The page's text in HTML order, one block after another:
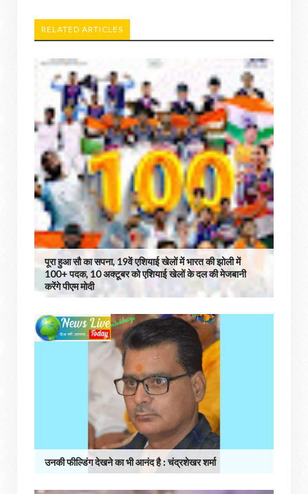
RELATED ARTICLES
पूरा हुआ सौ का सपना, 19वें एशियाई खेलों में भारत की झोली में
100+ पदक, 10 अक्टूबर को एशियाई खेलों के दल की मेजबानी
करेंगे पीएम मोदी
उनकी फील्डिंग देखने का भी आनंद है : चंद्रशेखर शर्मा